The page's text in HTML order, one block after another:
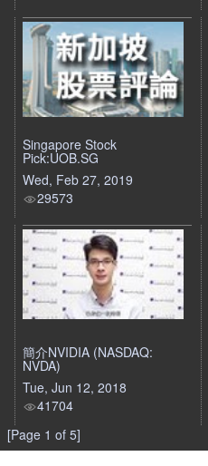
Singapore Stock
Pick:UOB.SG
Wed, Feb 27, 2019
29573
簡介NVIDIA (NASDAQ:
NVDA)
Tue, Jun 12, 2018
41704
[Page 1 of 5]